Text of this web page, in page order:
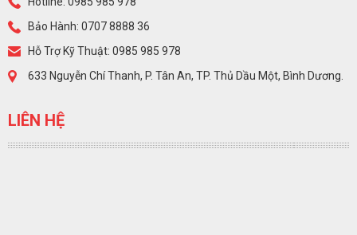
Bảo Hành: 0707 8888 36
Hỗ Trợ Kỹ Thuật: 0985 985 978
633 Nguyễn Chí Thanh, P. Tân An, TP. Thủ Dầu Một, Bình Dương.
LIÊN HỆ